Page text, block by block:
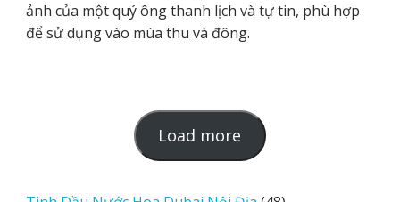
ảnh của một quý ông thanh lịch và tự tin, phù hợp
để sử dụng vào mùa thu và đông.
Load more
o